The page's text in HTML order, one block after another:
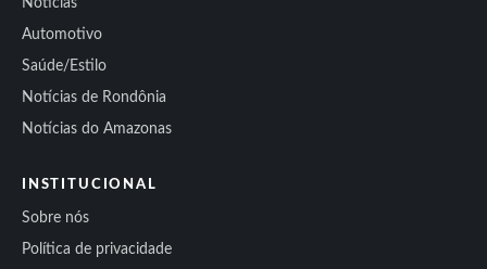
Notícias
Automotivo
Saúde/Estilo
Notícias de Rondônia
Notícias do Amazonas
INSTITUCIONAL
Sobre nós
Política de privacidade